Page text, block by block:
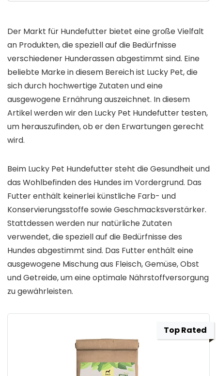
Der Markt für Hundefutter bietet eine große Vielfalt
an Produkten, die speziell auf die Bedürfnisse
verschiedener Hunderassen abgestimmt sind. Eine
beliebte Marke in diesem Bereich ist Lucky Pet, die
sich durch hochwertige Zutaten und eine
ausgewogene Ernährung auszeichnet. In diesem
Artikel werden wir den Lucky Pet Hundefutter testen,
um herauszufinden, ob er den Erwartungen gerecht
wird.
Beim Lucky Pet Hundefutter steht die Gesundheit und
das Wohlbefinden des Hundes im Vordergrund. Das
Futter enthält keinerlei künstliche Farb- und
Konservierungsstoffe sowie Geschmacksverstärker.
Stattdessen werden nur natürliche Zutaten
verwendet, die speziell auf die Bedürfnisse des
Hundes abgestimmt sind. Das Futter enthält eine
ausgewogene Mischung aus Fleisch, Gemüse, Obst
und Getreide, um eine optimale Nährstoffversorgung
zu gewährleisten.
Top Rated